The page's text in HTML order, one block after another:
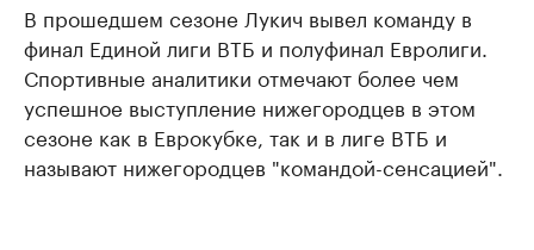
В прошедшем сезоне Лукич вывел команду в
финал Единой лиги ВТБ и полуфинал Евролиги.
Спортивные аналитики отмечают более чем
успешное выступление нижегородцев в этом
сезоне как в Еврокубке, так и в лиге ВТБ и
называют нижегородцев "командой-сенсацией".